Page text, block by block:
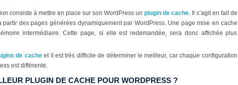
consiste à mettre en place sur son WordPress un plugin de cache. Il s’agit en fait de
partir des pages générées dynamiquement par WordPress. Une page mise en cache
intermédiaire. Cette page, si elle est redemandée, sera donc affichée plus
de cacheet il est très difficile de déterminer le meilleur, car chaque configuration
est différente.
PLUGIN DE CACHE POUR WORDPRESS ?